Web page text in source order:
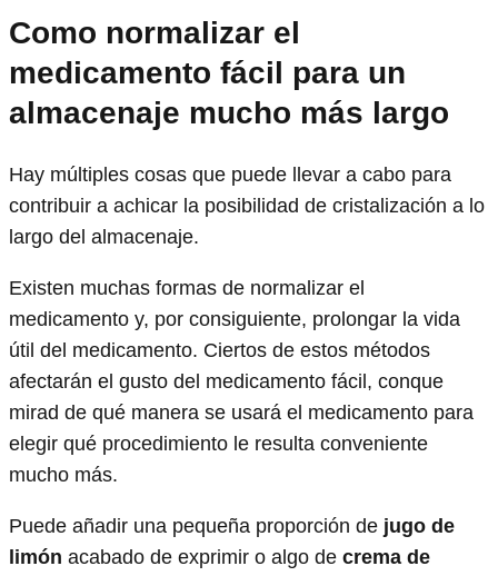
Como normalizar el
medicamento fácil para un
almacenaje mucho más largo
Hay múltiples cosas que puede llevar a cabo para
contribuir a achicar la posibilidad de cristalización a lo
largo del almacenaje.
Existen muchas formas de normalizar el
medicamento y, por consiguiente, prolongar la vida
útil del medicamento. Ciertos de estos métodos
afectarán el gusto del medicamento fácil, conque
mirad de qué manera se usará el medicamento para
elegir qué procedimiento le resulta conveniente
mucho más.
Puede añadir una pequeña proporción de jugo de
limón acabado de exprimir o algo de crema de